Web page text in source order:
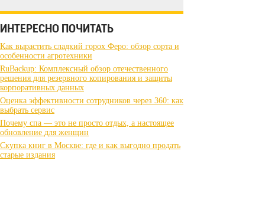
ИНТЕРЕСНО ПОЧИТАТЬ
Как вырастить сладкий горох Феро: обзор сорта и
особенности агротехники
RuBackup: Комплексный обзор отечественного
решения для резервного копирования и защиты
корпоративных данных
Оценка эффективности сотрудников через 360: как
выбрать сервис
Почему спа — это не просто отдых, а настоящее
обновление для женщин
Скупка книг в Москве: где и как выгодно продать
старые издания